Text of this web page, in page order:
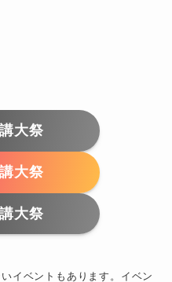
大祭
大祭
大祭
イベントもあります。イベン